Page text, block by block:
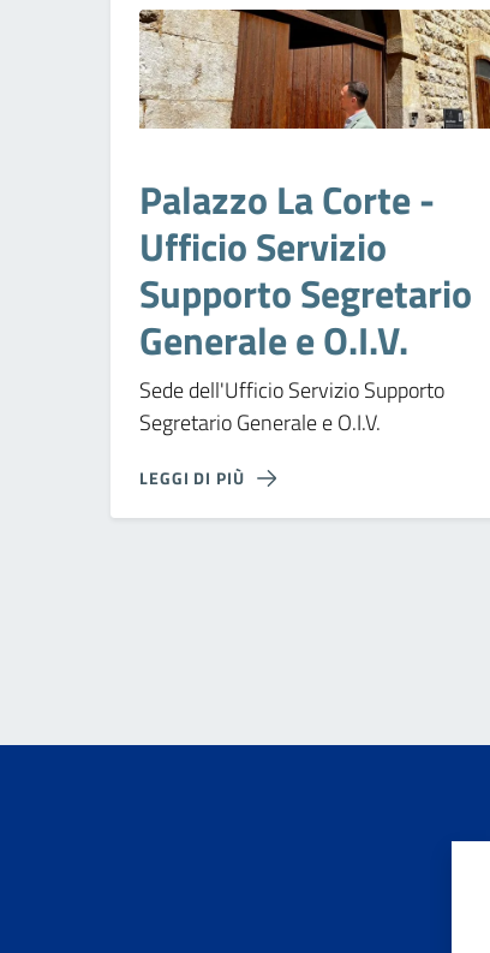
Palazzo La Corte -
Ufficio Servizio
Supporto Segretario
Generale e O.I.V.
Sede dell'Ufficio Servizio Supporto
Segretario Generale e O.I.V.
LEGGI DI PIÙ